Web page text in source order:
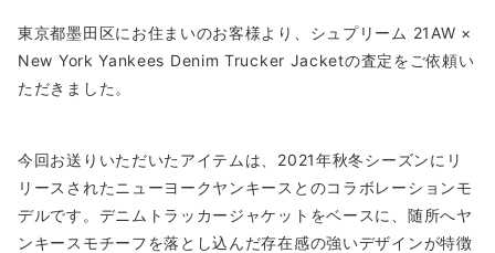
東京都墨田区にお住まいのお客様より、シュプリーム 21AW ×
New York Yankees Denim Trucker Jacketの査定をご依頼い
ただきました。
今回お送りいただいたアイテムは、2021年秋冬シーズンにリ
リースされたニューヨークヤンキースとのコラボレーションモ
デルです。デニムトラッカージャケットをベースに、随所へヤ
ンキースモチーフを落とし込んだ存在感の強いデザインが特徴